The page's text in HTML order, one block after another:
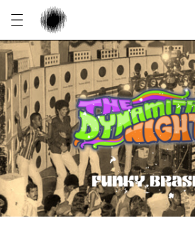
Panneau de gestion des cookies